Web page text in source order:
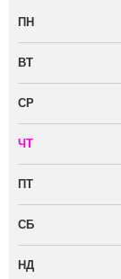
ПН
ВТ
СР
ЧТ
ПТ
СБ
НД